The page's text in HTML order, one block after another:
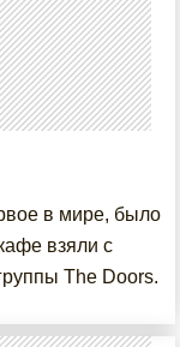
в мире, было
взяли с
The Doors.